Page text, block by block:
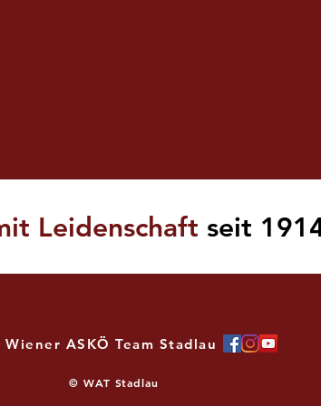
Leidenschaft seit
Wiener ASKÖ Team Stadlau
© WAT Stadlau